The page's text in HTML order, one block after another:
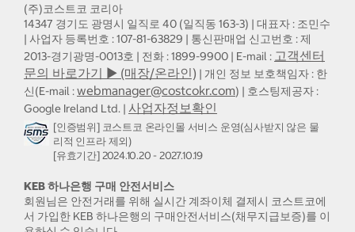
(주)코스트코 코리아
14347 경기도 광명시 일직로 40 (일직동 163-3) | 대표자 : 조민수
| 사업자 등록번호 : 107-81-63829 | 통신판매업 신고번호 : 제
2013-경기광명-0013호 | 전화 : 1899-9900 | E-mail : 고객센터
문의 바로가기 ▶ (매장/온라인) | 개인 정보 보호책임자 : 한
신(E-mail :webmanager@costcokr.com) | 호스팅제공자 :
Google Ireland Ltd. | 사업자정보확인
[인증범위] 코스트코 온라인몰 서비스 운영(심사받지 않은 물
리적 인프라 제외)
[유효기간] 2024.10.20 - 2027.10.19
KEB 하나은행 구매 안전서비스
회원님은 안전거래를 위해 실시간 계좌이체 결제시 코스트코에
서 가입한 KEB 하나은행의 구매안전서비스(채무지급보증)를 이